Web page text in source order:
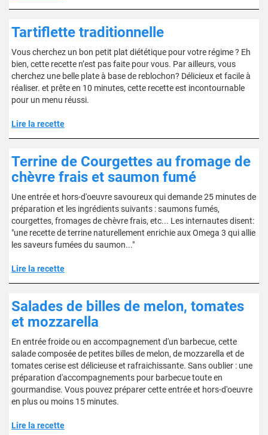
Tartiflette traditionnelle
Vous cherchez un bon petit plat diététique pour votre régime ? Eh
bien, cette recette n’est pas faite pour vous. Par ailleurs, vous
cherchez une belle plate à base de reblochon? Délicieux et facile à
réaliser. et prête en 10 minutes, cette recette est incontournable
pour un menu réussi.
Lire la recette
Terrine de Courgettes au fromage de
chèvre frais et saumon fumé
Une entrée et hors-d'oeuvre savoureux qui demande 25 minutes de
préparation et les ingrédients suivants : saumons fumés,
courgettes, fromages de chèvre frais, etc... Les internautes disent:
"une recette de terrine naturellement enrichie aux Omega 3 qui allie
les saveurs fumées du saumon..."
Lire la recette
Salades de billes de melon, tomates
et mozzarella
En entrée froide ou en accompagnement d'un barbecue, cette
salade composée de petites billes de melon, de mozzarella et de
tomates cerise est délicieuse et rafraichissante. Sans oublier : une
préparation d'accompagnements pour barbecue toute en
gourmandise. Vous pouvez préparer cette entrée et hors-d'oeuvre
en plus ou moins 15 minutes.
Lire la recette